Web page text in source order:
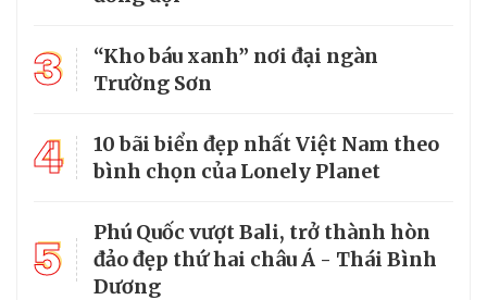
3
“Kho báu xanh” nơi đại ngàn
Trường Sơn
4
10 bãi biển đẹp nhất Việt Nam theo
bình chọn của Lonely Planet
5
Phú Quốc vượt Bali, trở thành hòn
đảo đẹp thứ hai châu Á - Thái Bình
Dương